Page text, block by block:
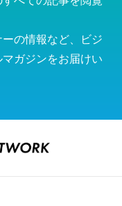
の情報など、ビジ
ガジンをお届けい